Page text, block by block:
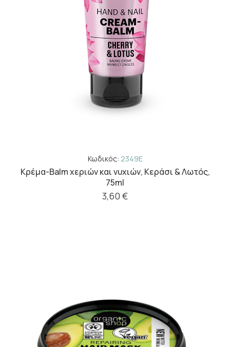
Κωδικός: 2349E
Κρέμα-Balm χεριών και νυχιών, Κεράσι & Λωτός,
75ml
3,60 €